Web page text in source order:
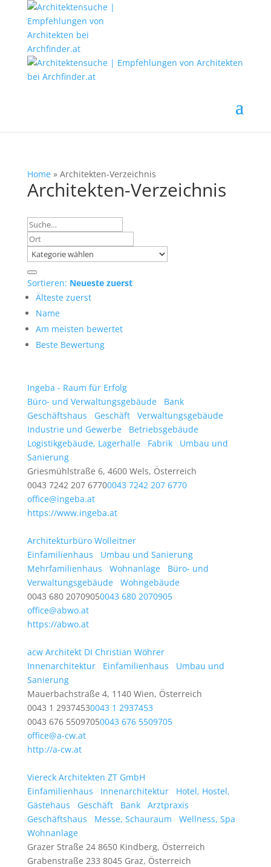
Home» Architekten-Verzeichnis
Architekten-Verzeichnis
Sortieren: Neueste zuerst
Älteste zuerst
Name
Am meisten bewertet
Beste Bewertung
Ingeba - Raum für Erfolg
Büro- und Verwaltungsgebäude
Bank
Geschäftshaus
Geschäft
Verwaltungsgebäude
Industrie und Gewerbe
Betriebsgebäude
Logistikgebäude, Lagerhalle
Fabrik
Umbau und
Sanierung
Griesmühlstraße 6, 4600 Wels, Österreich
0043 7242 207 67700043 7242 207 6770
office@ingeba.at
https://www.ingeba.at
Architekturbüro Wolleitner
Einfamilienhaus
Umbau und Sanierung
Mehrfamilienhaus
Wohnanlage
Büro- und
Verwaltungsgebäude
Wohngebäude
0043 680 20709050043 680 2070905
office@abwo.at
https://abwo.at
acw Architekt DI Christian Wöhrer
Innenarchitektur
Einfamilienhaus
Umbau und
Sanierung
Mauerbachstraße 4, 1140 Wien, Österreich
0043 1 29374530043 1 2937453
0043 676 55097050043 676 5509705
office@a-cw.at
http://a-cw.at
Viereck Architekten ZT GmbH
Einfamilienhaus
Innenarchitektur
Hotel, Hostel,
Gästehaus
Geschäft Bank
Arztpraxis
Geschäftshaus
Messe, Schauraum
Wellness, Spa
Wohnanlage
Grazer Straße 24 8650 Kindberg, Österreich
Grabenstraße 233 8045 Graz, Österreich